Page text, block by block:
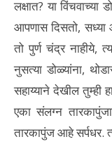
लक्षात? या विंचवाच्या
आपणास दिसतो,
तो पुर्ण चंद्र नाहीये,
नुसत्या डोळ्यांना,
सहाय्याने देखील तुम्ही
एका संलग्न
तारकापुंज आहे सर्पधर.